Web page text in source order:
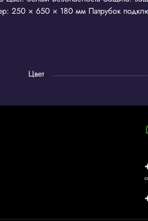
250 × 650 × 180 мм Патрубок
Цвет